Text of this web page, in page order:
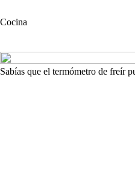
Cocina
Sabías que el termómetro de freír